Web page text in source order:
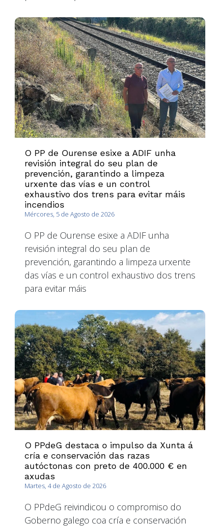
O PP de Ourense esixe a ADIF unha
revisión integral do seu plan de
prevención, garantindo a limpeza
urxente das vías e un control
exhaustivo dos trens para evitar máis
incendios
Mércores, 5 de Agosto de 2026
O PP de Ourense esixe a ADIF unha
revisión integral do seu plan de
prevención, garantindo a limpeza urxente
das vías e un control exhaustivo dos trens
para evitar máis
O PPdeG destaca o impulso da Xunta á
cría e conservación das razas
autóctonas con preto de 400.000 € en
axudas
Martes, 4 de Agosto de 2026
O PPdeG reivindicou o compromiso do
Goberno galego coa cría e conservación